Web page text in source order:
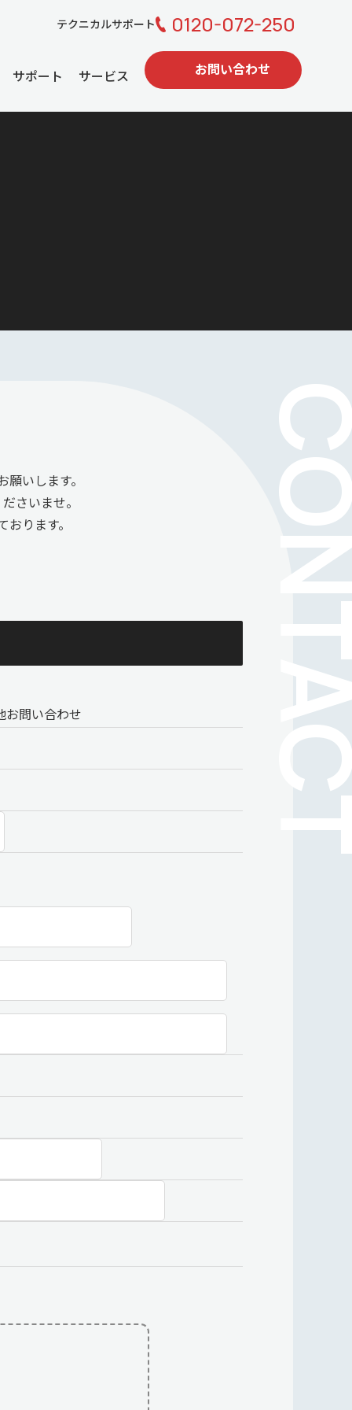
テクニカルサポート 0120-072-250
サポート サービス お問い合わせ
いします。
さいませ。
ります。
お問い合わせ